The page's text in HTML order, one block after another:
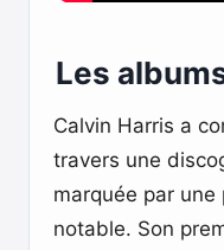
Les
Calvin Harris a
travers une
marquée par une
notable. Son